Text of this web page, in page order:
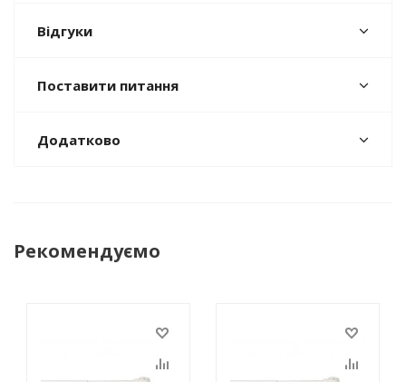
Відгуки
Поставити питання
Додатково
Рекомендуємо